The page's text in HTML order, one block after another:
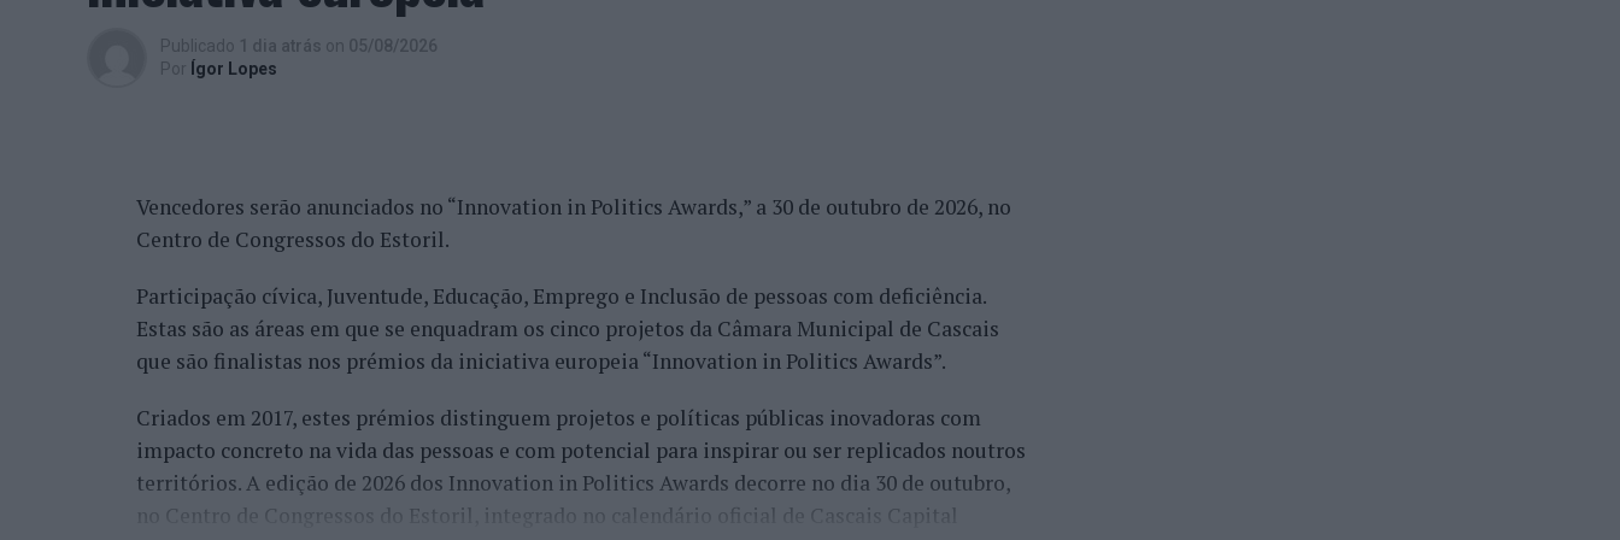
los como produtos estratégicos, definidos nos planos de desenvolvimento desportivo e
turístico do concelho. Em Esposende, os desportos náuticos continuarão a merecer a melhor
atenção, através de apoios concretos à realização de provas, disponibilizando os meios
clássica praticada com prancha bidirecional; Kitewave, dedicada à navegação em ondas com
prancha de surf; Kitefoil, em que uma prancha equipada com foil permite elevar-se acima da
prancha de foil.
As competições distribuem-se por três categorias distintas. A prova Downwind liga a praia
as modalidades. A Race, disputada no mesmo percurso, destina-se às categorias Kiteboard e
Wingfoil. Já a prova de Big Air realiza-se em frente às piscinas municipais de Esposende, e
vai coroar os melhores saltos na modalidade Kiteboard.
Publicado 1 dia atrás on 05/08/2026
Por Ígor Lopes
Vencedores serão anunciados no “Innovation in Politics Awards,” a 30 de outubro de 2026, no
Centro de Congressos do Estoril.
Participação cívica, Juventude, Educação, Emprego e Inclusão de pessoas com deficiência.
Estas são as áreas em que se enquadram os cinco projetos da Câmara Municipal de Cascais
que são finalistas nos prémios da iniciativa europeia “Innovation in Politics Awards”.
Criados em 2017, estes prémios distinguem projetos e políticas públicas inovadoras com
impacto concreto na vida das pessoas e com potencial para inspirar ou ser replicados noutros
territórios. A edição de 2026 dos Innovation in Politics Awards decorre no dia 30 de outubro,
no Centro de Congressos do Estoril, integrado no calendário oficial de Cascais Capital